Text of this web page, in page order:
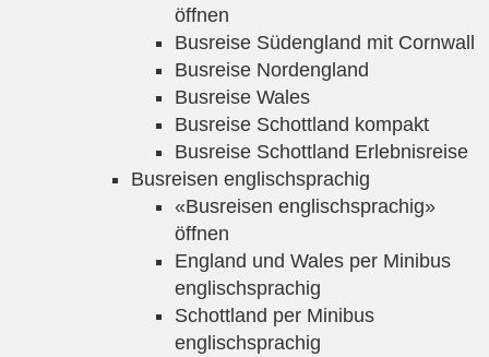
öffnen
Busreise Südengland mit Cornwall
Busreise Nordengland
Busreise Wales
Busreise Schottland kompakt
Busreise Schottland Erlebnisreise
Busreisen englischsprachig
«Busreisen englischsprachig»
öffnen
England und Wales per Minibus
englischsprachig
Schottland per Minibus
englischsprachig